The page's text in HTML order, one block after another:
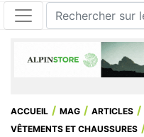
ACCUEIL MAG ARTICLES
VÊTEMENTS ET CHAUSSURES